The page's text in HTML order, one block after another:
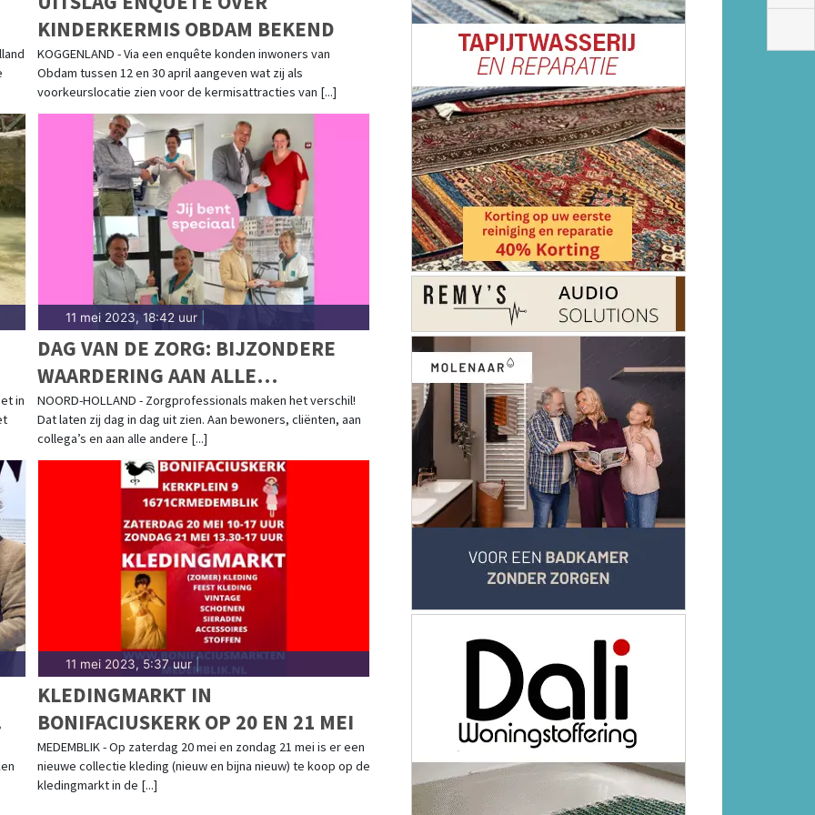
KINDERKERMIS OBDAM BEKEND
KOGGENLAND - Via een enquête konden inwoners van
Obdam tussen 12 en 30 april aangeven wat zij als
voorkeurslocatie zien voor de kermisattracties van [...]
in
11 mei 2023, 18:42 uur|
DAG VAN DE ZORG: BIJZONDERE
WAARDERING AAN ALLE
ZORGPROFESSIONALS
NOORD-HOLLAND - Zorgprofessionals maken het verschil!
Dat laten zij dag in dag uit zien. Aan bewoners, cliënten, aan
collega’s en aan alle andere [...]
11 mei 2023, 5:37 uur|
KLEDINGMARKT IN
BONIFACIUSKERK OP 20 EN 21 MEI
MEDEMBLIK - Op zaterdag 20 mei en zondag 21 mei is er een
nieuwe collectie kleding (nieuw en bijna nieuw) te koop op de
kledingmarkt in de [...]